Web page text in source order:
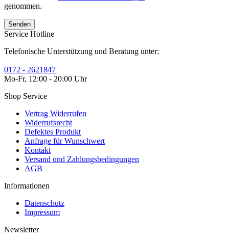
genommen.
Senden
Service Hotline
Telefonische Unterstützung und Beratung unter:
0172 - 2621847
Mo-Fr, 12:00 - 20:00 Uhr
Shop Service
Vertrag Widerrufen
Widerrufsrecht
Defektes Produkt
Anfrage für Wunschwert
Kontakt
Versand und Zahlungsbedingungen
AGB
Informationen
Datenschutz
Impressum
Newsletter